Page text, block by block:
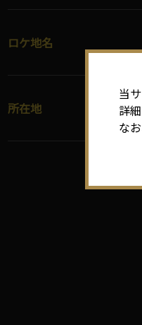
ロケ地名
所在地
当
詳
な